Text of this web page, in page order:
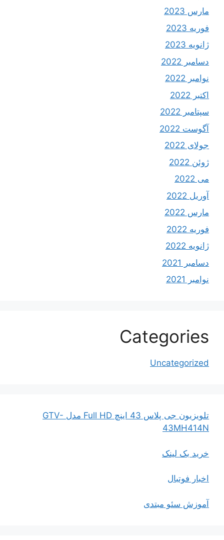
مارس 2023
فوریه 2023
ژانویه 2023
دسامبر 2022
نوامبر 2022
اکتبر 2022
سپتامبر 2022
آگوست 2022
جولای 2022
ژوئن 2022
می 2022
آوریل 2022
مارس 2022
فوریه 2022
ژانویه 2022
دسامبر 2021
نوامبر 2021
Categories
Uncategorized
تلویزیون جی پلاس 43 اینچ Full HD مدل GTV-
43MH414N
خرید بک لینک
اخبار فوتبال
آموزش سئو مبتدی